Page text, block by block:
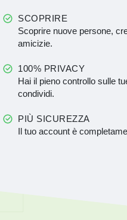
SCOPRIRE
Scoprire nuove persone,
amicizie.
100% PRIVACY
Hai il pieno controllo sulle
condividi.
PIÙ SICUREZZA
Il tuo account è